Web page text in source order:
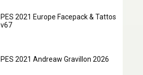
PES 2021 Europe Facepack & Tattos
v67
PES 2021 Andreaw Gravillon 2026